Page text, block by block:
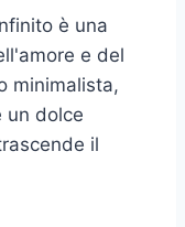
è una
e del
minimalista,
un dolce
il